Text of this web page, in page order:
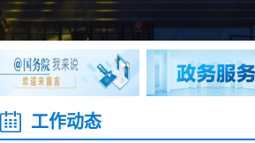
工作动态